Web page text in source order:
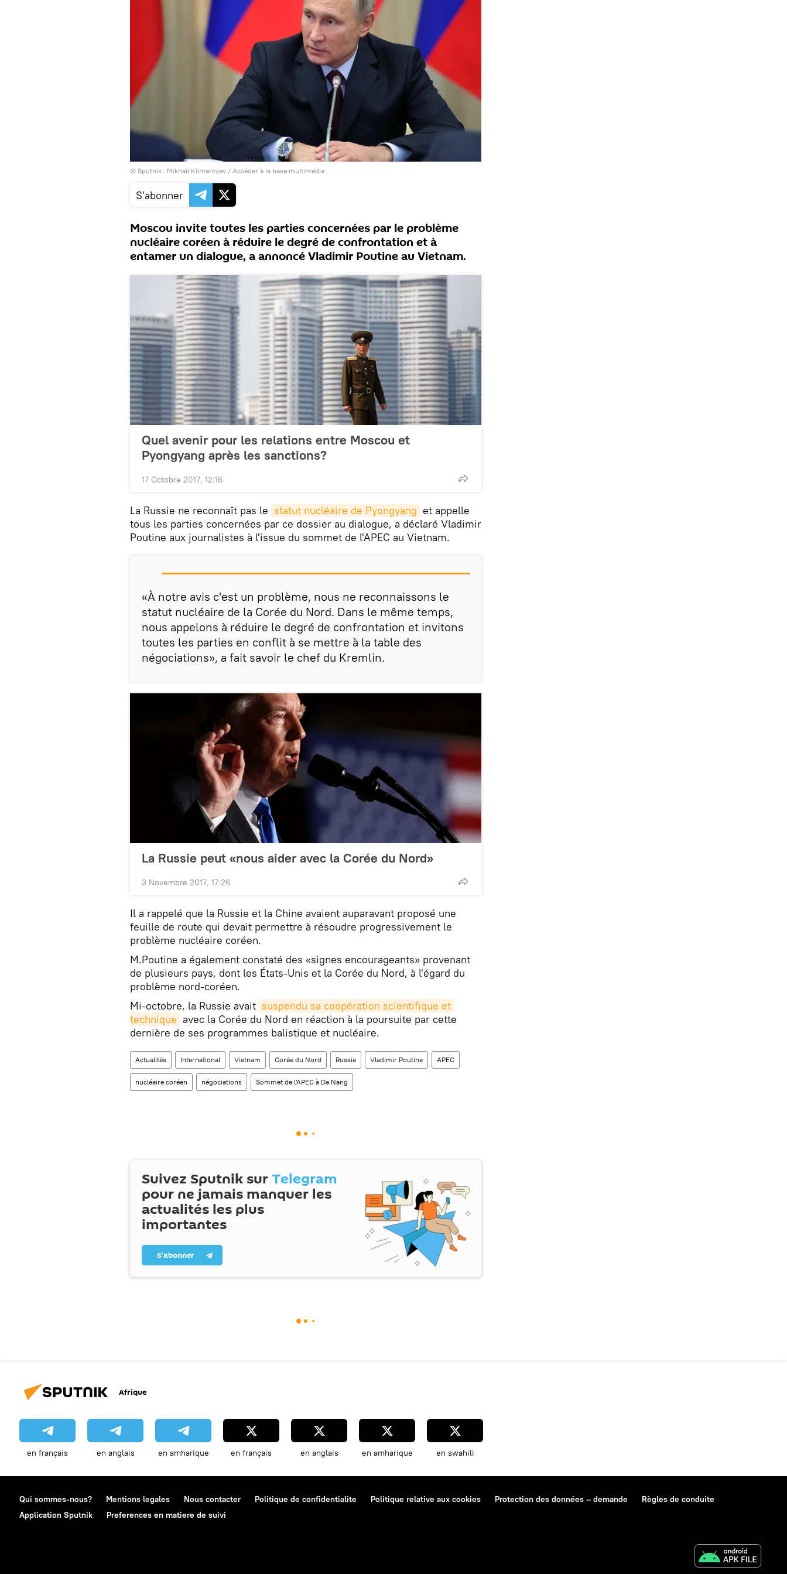
© Sputnik . Mikhail Klimentyev / Accéder à la base multimédia
S'abonner
Moscou invite toutes les parties concernées par le problème
nucléaire coréen à réduire le degré de confrontation et à
entamer un dialogue, a annoncé Vladimir Poutine au Vietnam.
Quel avenir pour les relations entre Moscou et
Pyongyang après les sanctions?
17 Octobre 2017, 12:16
La Russie ne reconnaît pas le statut nucléaire de Pyongyang et appelle
tous les parties concernées par ce dossier au dialogue, a déclaré Vladimir
Poutine aux journalistes à l'issue du sommet de l'APEC au Vietnam.
«À notre avis c'est un problème, nous ne reconnaissons le
statut nucléaire de la Corée du Nord. Dans le même temps,
nous appelons à réduire le degré de confrontation et invitons
toutes les parties en conflit à se mettre à la table des
négociations», a fait savoir le chef du Kremlin.
La Russie peut «nous aider avec la Corée du Nord»
3 Novembre 2017, 17:26
Il a rappelé que la Russie et la Chine avaient auparavant proposé une
feuille de route qui devait permettre à résoudre progressivement le
problème nucléaire coréen.
M.Poutine a également constaté des «signes encourageants» provenant
de plusieurs pays, dont les États-Unis et la Corée du Nord, à l'égard du
problème nord-coréen.
Mi-octobre, la Russie avait suspendu sa coopération scientifique et
technique avec la Corée du Nord en réaction à la poursuite par cette
dernière de ses programmes balistique et nucléaire.
Actualités International Vietnam Corée du Nord Russie Vladimir Poutine APEC
nucléaire coréen négociations Sommet de l'APEC à Da Nang
Suivez Sputnik surTelegram
pour ne jamais manquer les
actualités les plus
importantes
S’abonner
Afrique
en français en anglais en amharique en français en anglais en amharique en swahili
Qui sommes-nous? Mentions legales Nous contacter Politique de confidentialite Politique relative aux cookies Protection des données – demande
Règles de conduite
Application Sputnik
Preferences en matiere de suivi